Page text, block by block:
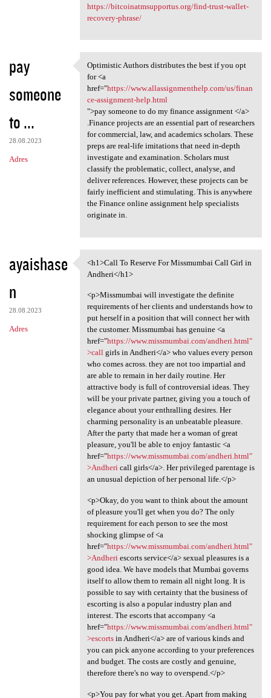
https://bitcoinatmsupportus.org/find-trust-wallet-
recovery-phrase/
pay
someone
to ...
28.08.2023
Adres
Optimistic Authors
Optimistic Authors distributes the best if you opt
for <a
href="https://www.allassignmenthelp.com/us/finan
ce-assignment-help.html
">pay someone to do my finance assignment </a>
.Finance projects are an essential part of researchers
for commercial, law, and academics scholars. These
preps are real-life imitations that need in-depth
investigate and examination. Scholars must
classify the problematic, collect, analyse, and
deliver references. However, these projects can be
fairly inefficient and stimulating. This is anywhere
the Finance online assignment help specialists
originate in.
ayaishase
n
28.08.2023
Adres
<h1>Call To Reserve For
<h1>Call To Reserve For Missmumbai Call Girl in
Andheri</h1>
<p>Missmumbai will investigate the definite
requirements of her clients and understands how to
put herself in a position that will connect her with
the customer. Missmumbai has genuine <a
href="https://www.missmumbai.com/andheri.html"
>callgirls in Andheri</a> who values every person
who comes across. they are not too impartial and
are able to remain in her daily routine. Her
attractive body is full of controversial ideas. They
will be your private partner, giving you a touch of
elegance about your enthralling desires. Her
charming personality is an unbeatable pleasure.
After the party that made her a woman of great
pleasure, you'll be able to enjoy fantastic <a
href="https://www.missmumbai.com/andheri.html"
>Andhericall girls</a>. Her privileged parentage is
an unusual depiction of her personal life.</p>
<p>Okay, do you want to think about the amount
of pleasure you'll get when you do? The only
requirement for each person to see the most
shocking glimpse of <a
href="https://www.missmumbai.com/andheri.html"
>Andheri escorts service</a> sexual pleasures is a
good idea. We have models that Mumbai governs
itself to allow them to remain all night long. It is
possible to say with certainty that the business of
escorting is also a popular industry plan and
interest. The escorts that accompany <a
href="https://www.missmumbai.com/andheri.html"
>escortsin Andheri</a> are of various kinds and
you can pick anyone according to your preferences
and budget. The costs are costly and genuine,
therefore there's no way to overspend.</p>
<p>You pay for what you get. Apart from making